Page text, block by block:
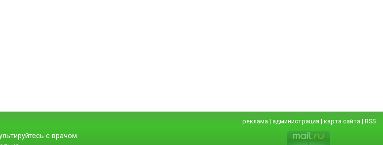
реклама | администрация | карта сайта | RSS
с врачом.